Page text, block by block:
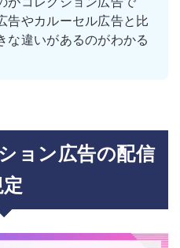
告やカルーセル広告と比
な違いがあるのがわかる
ョン広告の配信